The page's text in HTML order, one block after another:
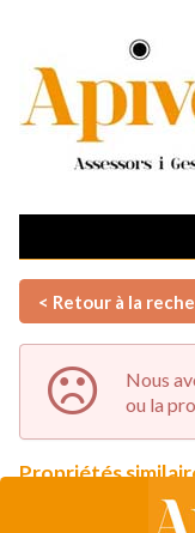
< Retour à la
Nous
ou la
Propriétés